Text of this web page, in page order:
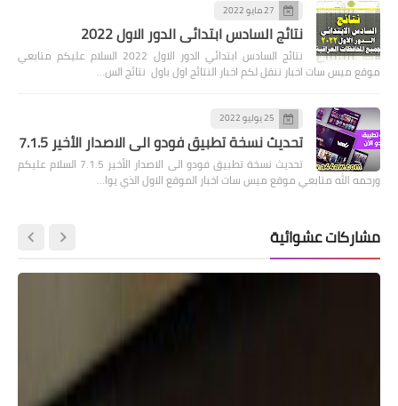
27 مايو 2022
نتائج السادس ابتدائي الدور الاول 2022
نتائج السادس ابتدائي الدور الاول 2022 السلام عليكم متابعي
موقع ميس سات اخبار ننقل لكم اخبار النتائج اول باول نتائج الس…
25 يوليو 2022
تحديث نسخة تطبيق فودو الى الاصدار الأخير 7.1.5
تحديث نسخة تطبيق فودو الى الاصدار الأخير 7.1.5 السلام عليكم
ورحمه الله متابعي موقع ميس سات اخبار الموقع الاول الذي يوا…
مشاركات عشوائية